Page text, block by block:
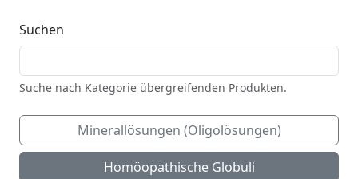
Suchen
Suche nach Kategorie übergreifenden Produkten.
Minerallösungen (Oligolösungen)
Homöopathische Globuli